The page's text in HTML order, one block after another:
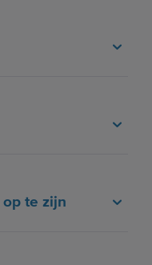
te zijn